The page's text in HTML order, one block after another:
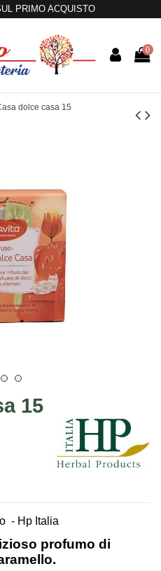
PRIMO ACQUISTO
0
dolce casa 15
15
- Hp Italia
profumo di